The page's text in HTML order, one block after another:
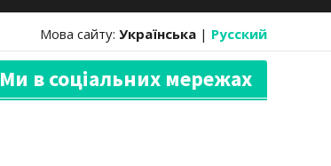
Мова сайту: Українська | Русский
Ми в соціальних мережах